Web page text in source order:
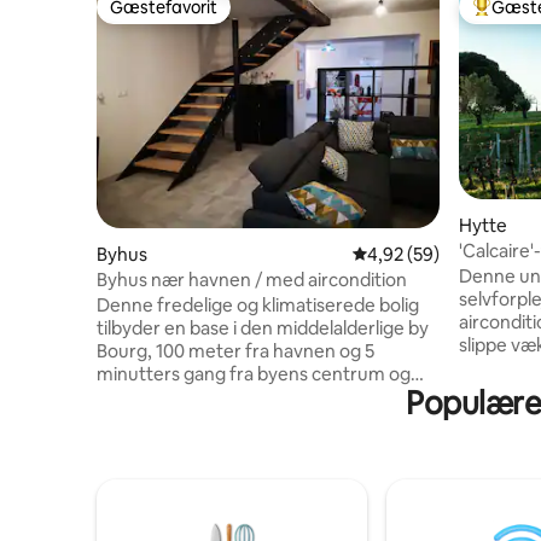
Gæstefavorit
Gæstefavorit
Byhus 4,92 ud af 5 i
4,92 (59)
Byhus nær havnen / med aircondition
Denne fredelige og klimatiserede bolig
tilbyder en base i den middelalderlige by
Bourg, 100 meter fra havnen og 5
minutters gang fra byens centrum og
dobbeltsenge er huset klar til at byde dig
færge for at få adgang til strande i
Bedste
Hytte
Denne
slippe
og rolige